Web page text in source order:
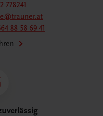
778241
88 58 69 41